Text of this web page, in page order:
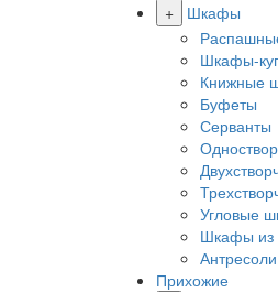
+
Шкафы
Шкафы-
Книжные
Буфеты
Серванты
Угловые
Шкафы из
Антресоли
Прихожие